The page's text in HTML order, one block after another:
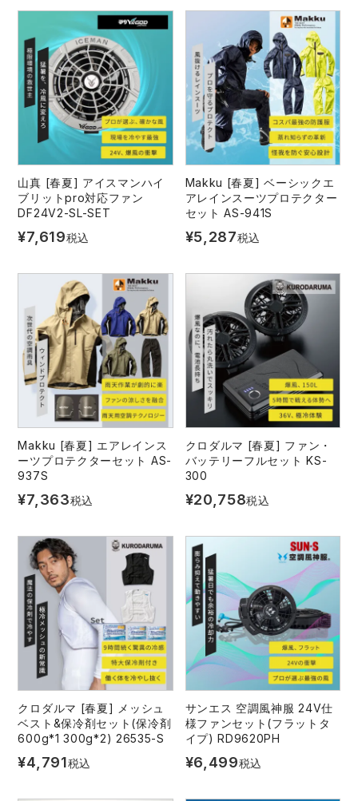
山真 [春夏] アイスマンハイ
ブリットpro対応ファン
DF24V2-SL-SET
¥7,619税込
Makku [春夏] ベーシックエ
アレインスーツプロテクター
セット AS-941S
¥5,287税込
Makku [春夏] エアレインス
ーツプロテクターセット AS-
937S
¥7,363税込
クロダルマ [春夏] ファン・
バッテリーフルセット KS-
300
¥20,758税込
クロダルマ [春夏] メッシュ
ベスト&保冷剤セット(保冷剤
600g*1 300g*2) 26535-S
¥4,791税込
サンエス 空調風神服 24V仕
様ファンセット(フラットタ
イプ) RD9620PH
¥6,499税込